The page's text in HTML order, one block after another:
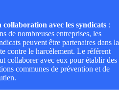
collaboration avec les syndicats:
de nombreuses entreprises, les
peuvent être partenaires dans la
contre le harcèlement. Le référent
collaborer avec eux pour établir des
communes de prévention et de